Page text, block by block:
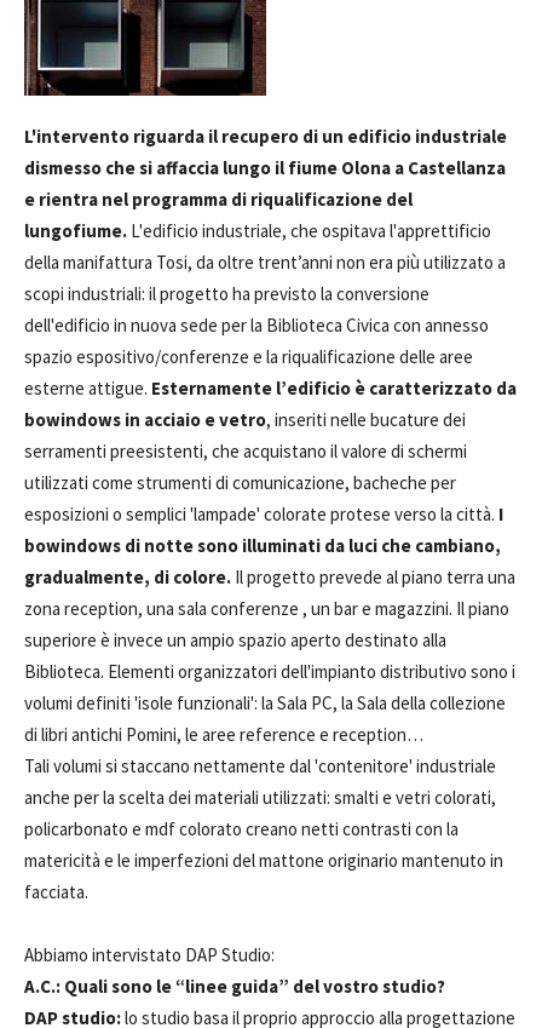
L'intervento riguarda il recupero di un edificio industriale
dismesso che si affaccia lungo il fiume Olona a Castellanza
e rientra nel programma di riqualificazione del
lungofiume. L'edificio industriale, che ospitava l'apprettificio
della manifattura Tosi, da oltre trent’anni non era più utilizzato a
scopi industriali: il progetto ha previsto la conversione
dell'edificio in nuova sede per la Biblioteca Civica con annesso
spazio espositivo/conferenze e la riqualificazione delle aree
esterne attigue. Esternamente l’edificio è caratterizzato da
bowindows in acciaio e vetro, inseriti nelle bucature dei
serramenti preesistenti, che acquistano il valore di schermi
utilizzati come strumenti di comunicazione, bacheche per
esposizioni o semplici 'lampade' colorate protese verso la città. I
bowindows di notte sono illuminati da luci che cambiano,
gradualmente, di colore. Il progetto prevede al piano terra una
zona reception, una sala conferenze , un bar e magazzini. Il piano
superiore è invece un ampio spazio aperto destinato alla
Biblioteca. Elementi organizzatori dell'impianto distributivo sono i
volumi definiti 'isole funzionali': la Sala PC, la Sala della collezione
di libri antichi Pomini, le aree reference e reception…
Tali volumi si staccano nettamente dal 'contenitore' industriale
anche per la scelta dei materiali utilizzati: smalti e vetri colorati,
policarbonato e mdf colorato creano netti contrasti con la
matericità e le imperfezioni del mattone originario mantenuto in
facciata.
Abbiamo intervistato DAP Studio:
A.C.: Quali sono le “linee guida” del vostro studio?
DAP studio:lo studio basa il proprio approccio alla progettazione